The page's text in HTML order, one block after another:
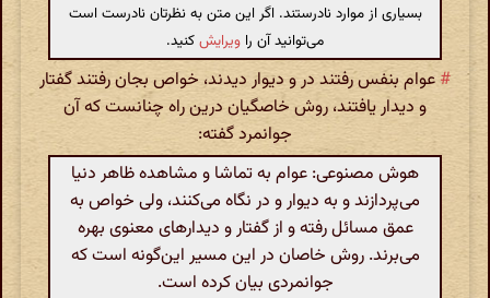
بسیاری از موارد نادرستند. اگر این متن به نظرتان نادرست است
می‌توانید آن را ویرایشکنید.
#عوام بنفس رفتند در و دیوار دیدند، خواص بجان رفتند گفتار
و دیدار یافتند، روش خاصگیان درین راه چنانست که آن
جوانمرد گفته:
هوش مصنوعی: عوام به تماشا و مشاهده ظاهر دنیا
می‌پردازند و به دیوار و در نگاه می‌کنند، ولی خواص به
عمق مسائل رفته و از گفتار و دیدارهای معنوی بهره
می‌برند. روش خاصان در این مسیر این‌گونه است که
جوانمردی بیان کرده است.